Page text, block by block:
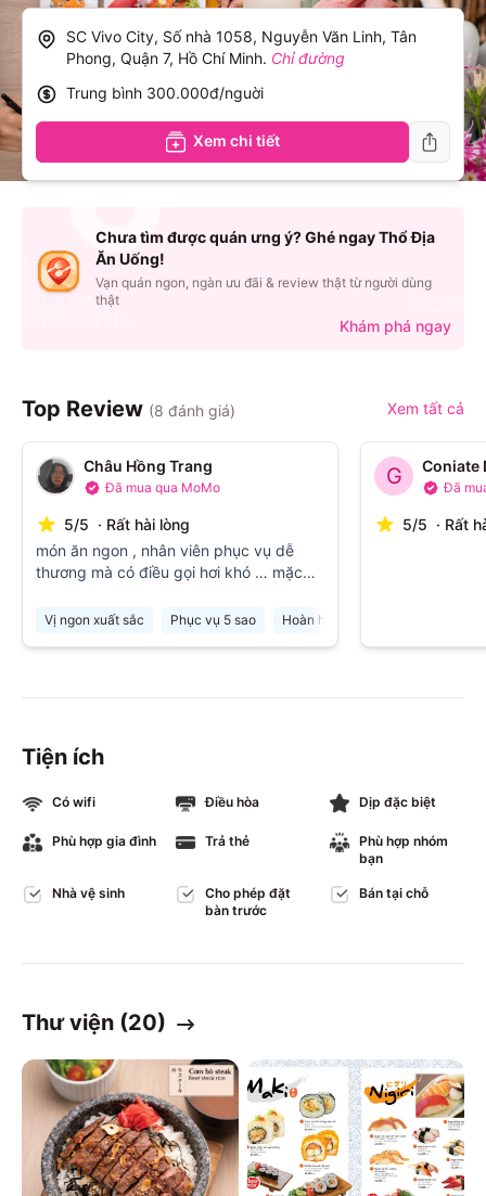
Top Review (8 đánh giá) Xem tất cả
Châu Hồng Trang
Đã mua qua MoMo
5/5 · Rất hài lòng
món ăn ngon , nhân viên phục vụ dễ
thương mà có điều gọi hơi khó … mặc
Vị ngon xuất sắc Phục vụ 5 sao Hoàn hảo với mức giá
G Coniate
Đã
5/5 · Rất
Tiện ích
Có wifi Điều hòa Dịp đặc biệt
Phù hợp gia đình Trả thẻ
Phù hợp nhóm
bạn
Nhà vệ sinh
Cho phép đặt
bàn trước
Bán tại chỗ
Thư viện (20)
SC Vivo City, Số nhà 1058, Nguyễn Văn Linh, Tân
Phong, Quận 7, Hồ Chí Minh. Chỉ đường
Trung bình 300.000đ/nguời
Xem chi tiết
Chưa tìm được quán ưng ý? Ghé ngay Thổ Địa
Ăn Uống!
Vạn quán ngon, ngàn ưu đãi & review thật từ người dùng
thật
Khám phá ngay